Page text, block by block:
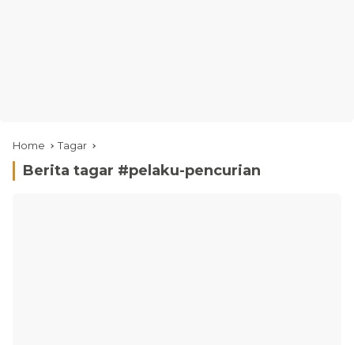
Home Tagar
Berita tagar #pelaku-pencurian